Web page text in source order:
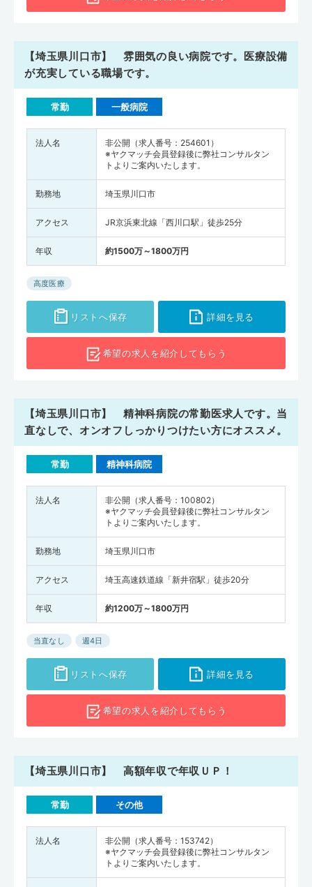
【埼玉県川口市】 雰囲気の良い病院です。医療設備
が充実している職場です。
常勤 一般病院
法人名
非公開（求人番号：254601）
※ヤクマッチ会員登録後に弊社コンサルタン
トよりご案内いたします。
勤務地 埼玉県川口市
アクセス JR京浜東北線「西川口駅」徒歩25分
年収 約1500万～1800万円
高度医療
リストへ保存 詳細を見る
希望の求人を紹介してもらう
【埼玉県川口市】 精神科病院の常勤医求人です。当
直なしで、オンオフしっかりつけたい方にオススメ。
常勤 精神科病院
法人名
非公開（求人番号：100802）
※ヤクマッチ会員登録後に弊社コンサルタン
トよりご案内いたします。
勤務地 埼玉県川口市
アクセス 埼玉高速鉄道線「新井宿駅」徒歩20分
年収 約1200万～1800万円
当直なし 週4日
リストへ保存 詳細を見る
希望の求人を紹介してもらう
【埼玉県川口市】 高額年収で年収ＵＰ！
常勤 その他
法人名
非公開（求人番号：153742）
※ヤクマッチ会員登録後に弊社コンサルタン
トよりご案内いたします。